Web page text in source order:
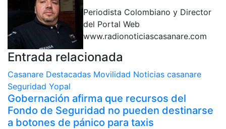
Periodista Colombiano y Director
del Portal Web
www.radionoticiascasanare.com
Entrada relacionada
Casanare Destacadas Movilidad Noticias casanare
Seguridad Yopal
Gobernación afirma que recursos del
Fondo de Seguridad no pueden destinarse
a botones de pánico para taxis